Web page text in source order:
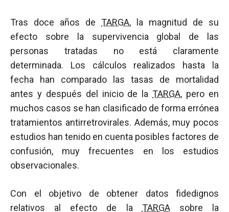
Tras doce años de TARGA, la magnitud de su
efecto sobre la supervivencia global de las
personas tratadas no está claramente
determinada. Los cálculos realizados hasta la
fecha han comparado las tasas de mortalidad
antes y después del inicio de laTARGA, pero en
muchos casos se han clasificado de forma errónea
tratamientos antirretrovirales. Además, muy pocos
estudios han tenido en cuenta posibles factores de
confusión, muy frecuentes en los estudios
observacionales.
Con el objetivo de obtener datos fidedignos
relativos al efecto de la TARGAsobre la